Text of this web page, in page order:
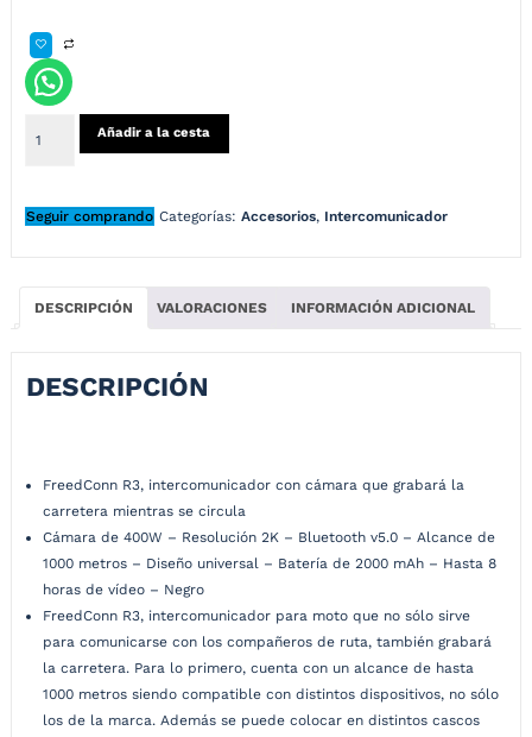
Añadir a la cesta
Seguir comprando Categorías: Accesorios, Intercomunicador
DESCRIPCIÓN VALORACIONES INFORMACIÓN ADICIONAL
DESCRIPCIÓN
FreedConn R3, intercomunicador con cámara que grabará la
carretera mientras se circula
Cámara de 400W – Resolución 2K – Bluetooth v5.0 – Alcance de
1000 metros – Diseño universal – Batería de 2000 mAh – Hasta 8
horas de vídeo – Negro
FreedConn R3, intercomunicador para moto que no sólo sirve
para comunicarse con los compañeros de ruta, también grabará
la carretera. Para lo primero, cuenta con un alcance de hasta
1000 metros siendo compatible con distintos dispositivos, no sólo
los de la marca. Además se puede colocar en distintos cascos